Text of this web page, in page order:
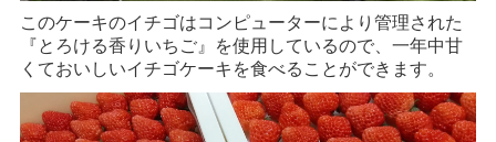
このケーキのイチゴはコンピューターにより管理された
『とろける香りいちご』を使用しているので、一年中甘
くておいしいイチゴケーキを食べることができます。